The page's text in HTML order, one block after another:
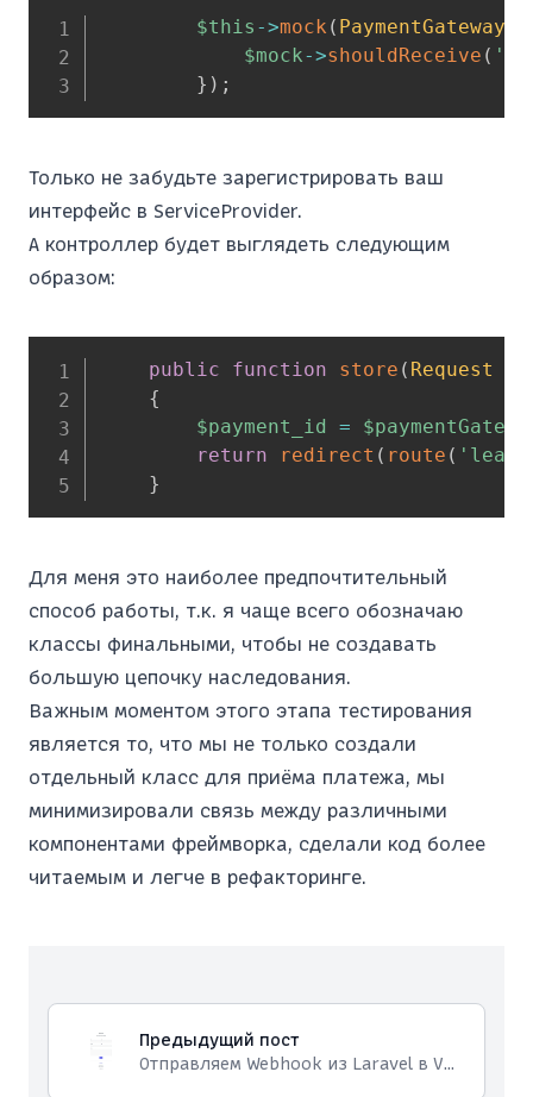
$this ->mock (
$mock->shouldReceive (
} ) ;
Только не забудьте зарегистрировать ваш
интерфейс в ServiceProvider.
А контроллер будет выглядеть следующим
образом:
public function store ( Request
{
$payment_id
=
return
redirect ( route (
}
Для меня это наиболее предпочтительный
способ работы, т.к. я чаще всего обозначаю
классы финальными, чтобы не создавать
большую цепочку наследования.
Важным моментом этого этапа тестирования
является то, что мы не только создали
отдельный класс для приёма платежа, мы
минимизировали связь между различными
компонентами фреймворка, сделали код более
читаемым и легче в рефакторинге.
Предыдущий пост
Отправляем Webhook из Laravel в VtigerCRM